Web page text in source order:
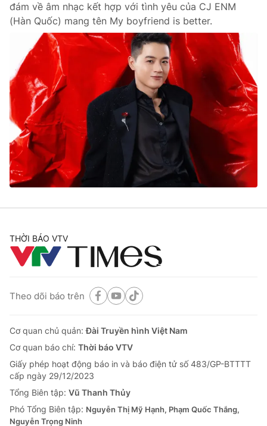
đám về âm nhạc kết hợp với tình yêu của CJ ENM
(Hàn Quốc) mang tên My boyfriend is better.
THỜI BÁO VTV
Theo dõi báo trên
Cơ quan chủ quản:Đài Truyền hình Việt Nam
Cơ quan báo chí: Thời báo VTV
Giấy phép hoạt động báo in và báo điện tử số 483/GP-BTTTT
cấp ngày 29/12/2023
Tổng Biên tập: Vũ Thanh Thủy
Phó Tổng Biên tập: Nguyễn Thị Mỹ Hạnh, Phạm Quốc Thắng,
Nguyễn Trọng Ninh